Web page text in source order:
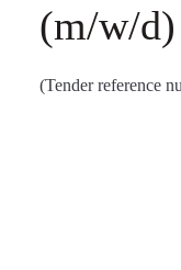
(m/w/d)
(Tender reference